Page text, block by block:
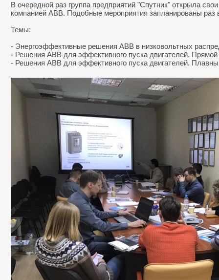
В очередной раз группа предприятий "Спутник" открыла
компанией АВВ. Подобные мероприятия запланированы раз
Темы:
- Энергоэффективные решения АВВ в низковольтных
- Решения АВВ для эффективного пуска двигателей. Прямой
- Решения АВВ для эффективного пуска двигателей.